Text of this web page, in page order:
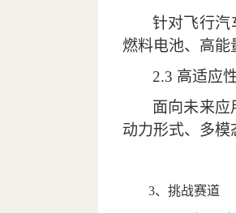
针对飞行汽
燃料电池、高能
2.3 高适应
面向未来
动力形式、多模
3、挑战赛道